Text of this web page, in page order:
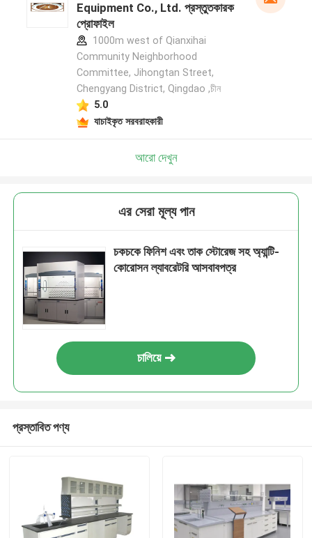
Equipment Co., Ltd. প্রস্তুতকারক
প্রোফাইল
1000m west of Qianxihai
Community Neighborhood
Committee, Jihongtan Street,
Chengyang District, Qingdao ,চীন
5.0
যাচাইকৃত সরবরাহকারী
আরো দেখুন
এর সেরা মূল্য পান
চকচকে ফিনিশ এবং তাক স্টোরেজ সহ অ্যান্টি-
কোরোসন ল্যাবরেটরি আসবাবপত্র
চালিয়ে
প্রস্তাবিত পণ্য